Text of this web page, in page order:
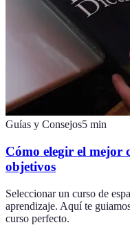
Guías y Consejos5 min
Cómo elegir el mejor
objetivos
Seleccionar un curso de
aprendizaje. Aquí te
curso perfecto.